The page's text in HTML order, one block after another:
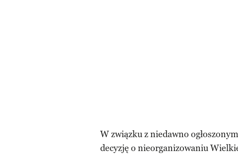
W związku z niedawno
decyzję o nieorganizowaniu